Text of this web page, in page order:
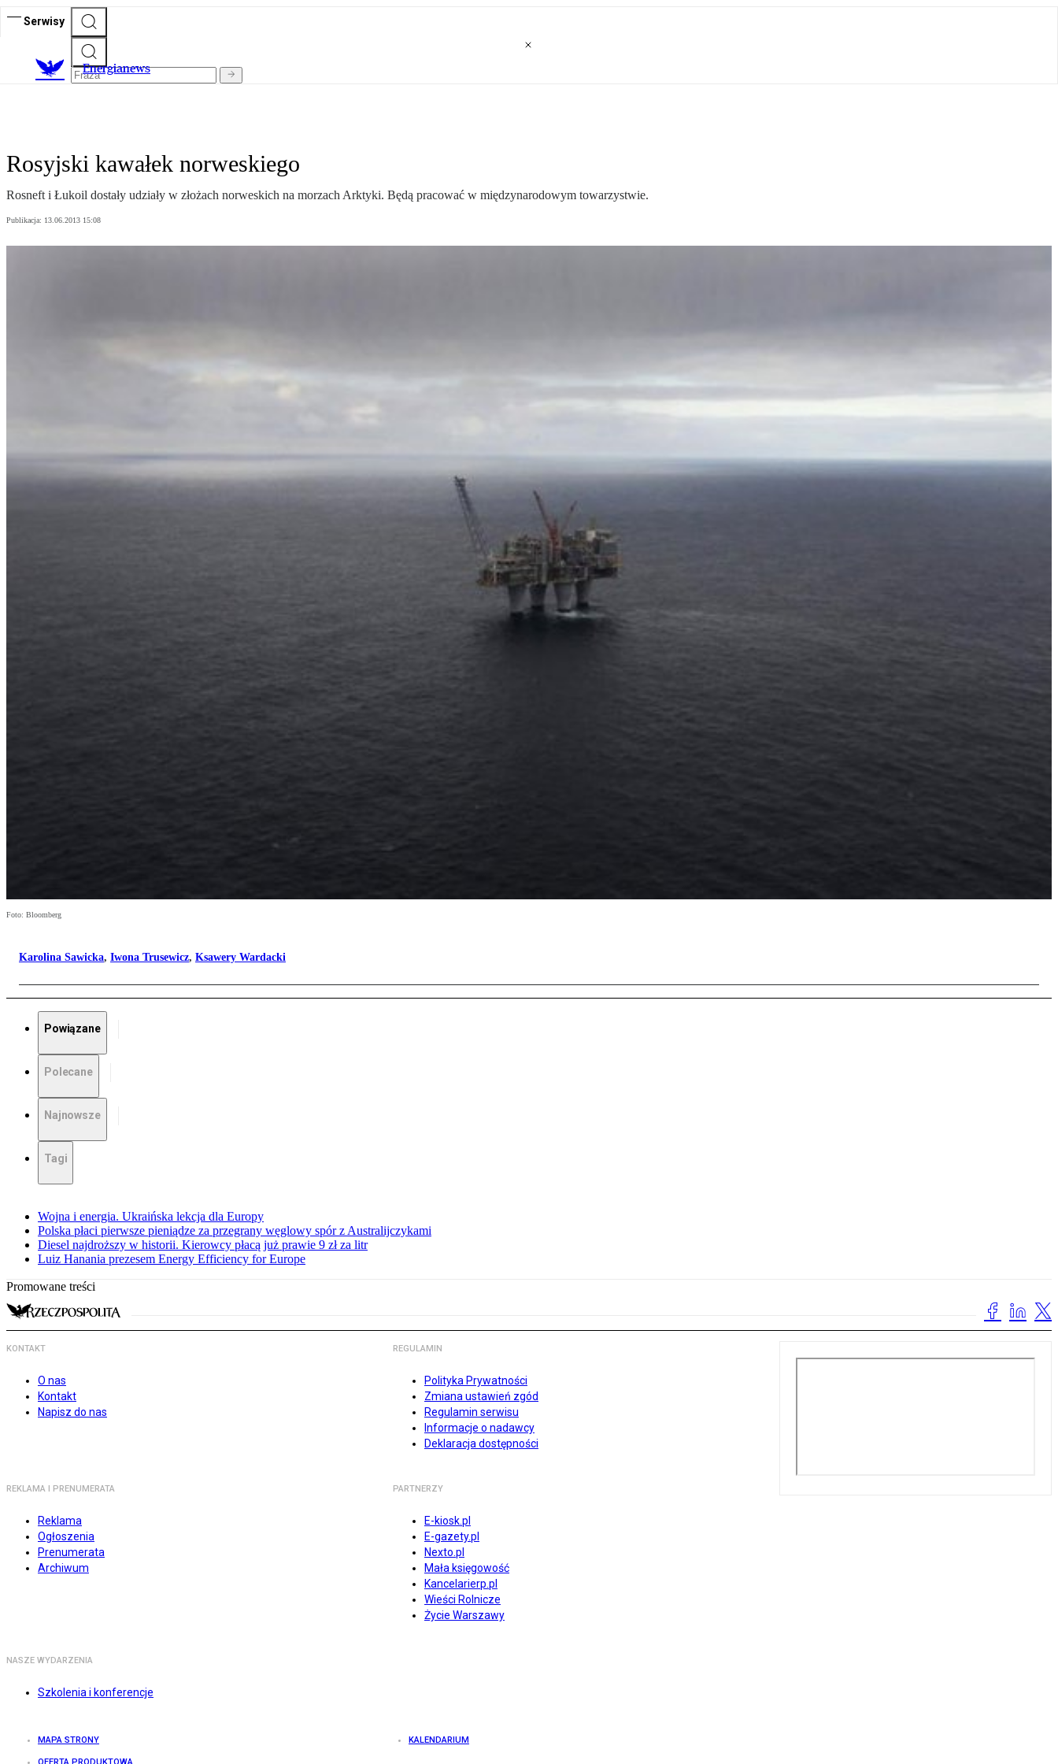
Serwisy
Energianews
Rosyjski kawałek norweskiego
Rosneft i Łukoil dostały udziały w złożach norweskich na morzach Arktyki. Będą pracować w międzynarodowym towarzystwie.
Publikacja: 13.06.2013 15:08
Foto: Bloomberg
Karolina Sawicka, Iwona Trusewicz, Ksawery Wardacki
Powiązane
Polecane
Najnowsze
Tagi
Wojna i energia. Ukraińska lekcja dla Europy
Polska płaci pierwsze pieniądze za przegrany węglowy spór z Australijczykami
Diesel najdroższy w historii. Kierowcy płacą już prawie 9 zł za litr
Luiz Hanania prezesem Energy Efficiency for Europe
Promowane treści
KONTAKT
O nas
Kontakt
Napisz do nas
REGULAMIN
Polityka Prywatności
Zmiana ustawień zgód
Regulamin serwisu
Informacje o nadawcy
Deklaracja dostępności
REKLAMA I PRENUMERATA
Reklama
Ogłoszenia
Prenumerata
Archiwum
PARTNERZY
E-kiosk.pl
E-gazety.pl
Nexto.pl
Mała księgowość
Kancelarierp.pl
Wieści Rolnicze
Życie Warszawy
NASZE WYDARZENIA
Szkolenia i konferencje
MAPA STRONY KALENDARIUM